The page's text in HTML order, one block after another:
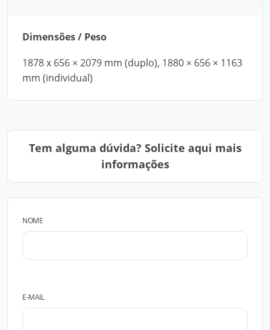
Dimensões / Peso
1878 x 656 × 2079 mm (duplo), 1880 × 656 × 1163
mm (individual)
Tem alguma dúvida? Solicite aqui mais
informações
NOME
E-MAIL